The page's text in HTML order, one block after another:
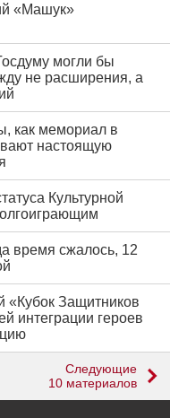
«Машук»
могли бы
не расширения, а
как мемориал в
настоящую
Культурной
время сжалось, 12
«Кубок Защитников
интеграции героев
Следующие
10 материалов